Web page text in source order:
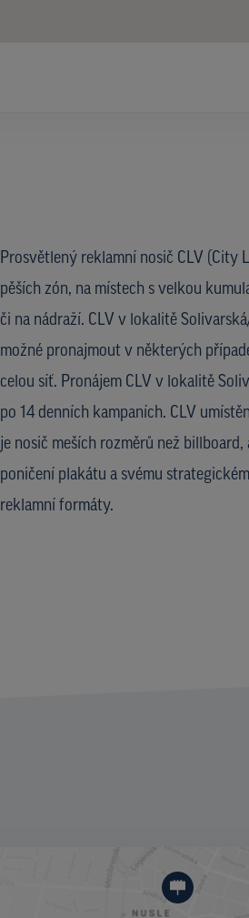
Prosvětlený reklamní nosič CLV
pěších zón, na místech s velkou
či na nádraží. CLV v lokalitě
možné pronajmout v některých
celou síť. Pronájem CLV v lokalitě
po 14 denních kampaních. CLV
je nosič meších rozměrů než
poničení plakátu a svému
reklamní formáty.